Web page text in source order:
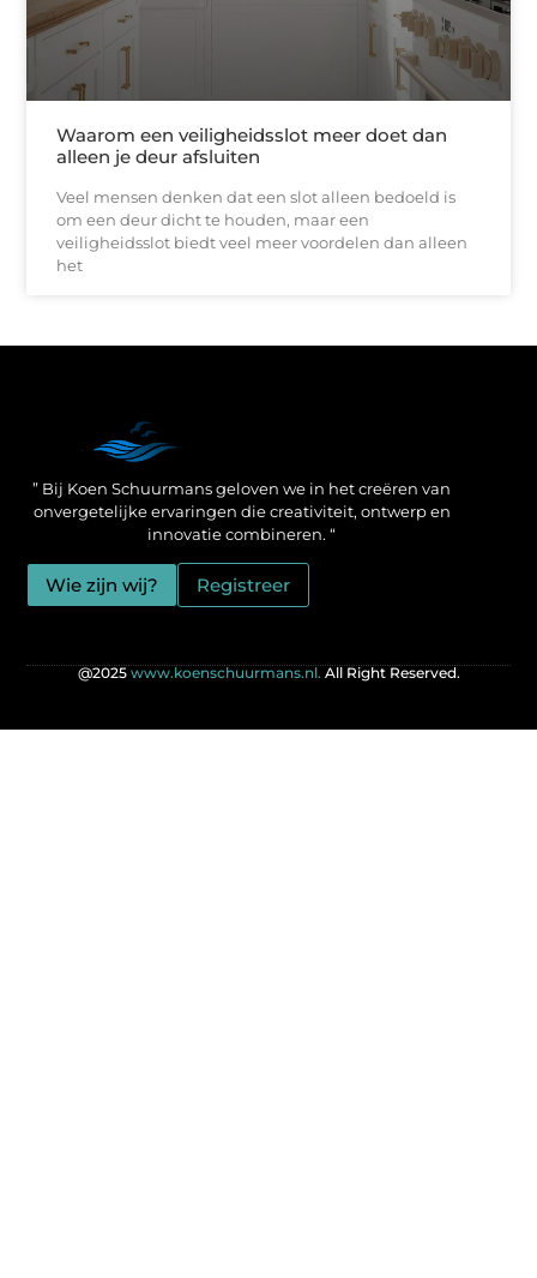
Waarom een veiligheidsslot meer doet dan
alleen je deur afsluiten
Veel mensen denken dat een slot alleen bedoeld is
om een deur dicht te houden, maar een
veiligheidsslot biedt veel meer voordelen dan alleen
het
” Bij Koen Schuurmans geloven we in het creëren van
onvergetelijke ervaringen die creativiteit, ontwerp en
innovatie combineren. “
Wie zijn wij? Registreer
@2025 www.koenschuurmans.nl. All Right Reserved.